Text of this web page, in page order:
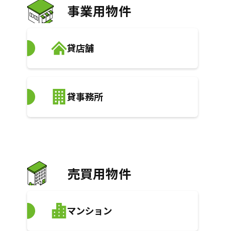
事業用物件
貸店舗
貸事務所
売買用物件
マンション